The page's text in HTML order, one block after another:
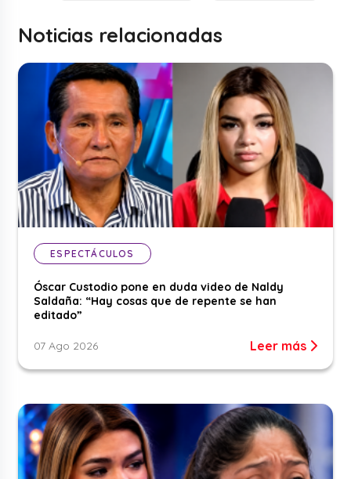
Noticias relacionadas
ESPECTÁCULOS
Óscar Custodio pone en duda video de Naldy
Saldaña: “Hay cosas que de repente se han
editado”
07 Ago 2026 Leer más